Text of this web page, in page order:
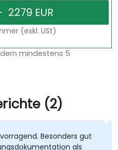
(exkl. USt)
mindestens 5
(2)
Besonders gut
als